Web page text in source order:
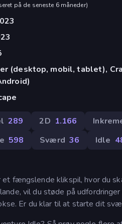
på de seneste 6 måneder)
(desktop, mobil, tablet),
289 2D 1.166
598 Sværd 36 Idle
fængslende klikspil, hvor du
vil du støde på
Er du klar til at starte dit